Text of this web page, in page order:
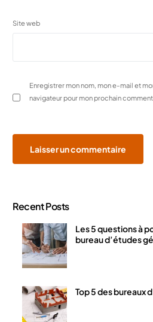
Site web
Enregistrer mon nom, mon e-mail et
navigateur pour mon prochain
Recent Posts
Les 5 questions à
bureau d’études
Top 5 des bureaux